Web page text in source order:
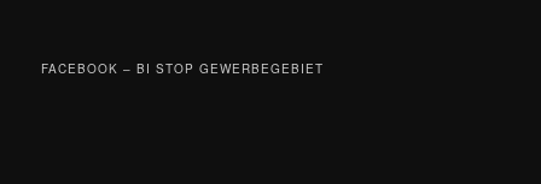
FACEBOOK – BI STOP GEWERBEGEBIET